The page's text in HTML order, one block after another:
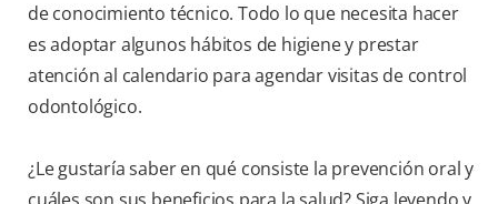
de conocimiento técnico. Todo lo que necesita hacer
es adoptar algunos hábitos de higiene y prestar
atención al calendario para agendar visitas de control
odontológico.
¿Le gustaría saber en qué consiste la prevención oral y